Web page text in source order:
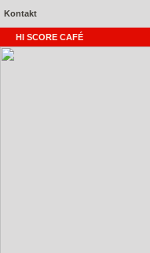
Kontakt
HI SCORE CAFÉ